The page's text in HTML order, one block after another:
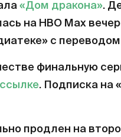
«Дом дракона».
на HBO Max
с переводом
финальную
. Подписка на
продлен на